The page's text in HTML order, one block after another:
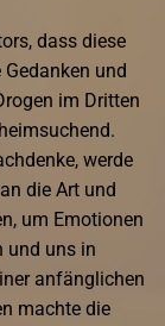
dass diese
und
im Dritten
werde
die Art und
um Emotionen
und uns in
anfänglichen
machte die